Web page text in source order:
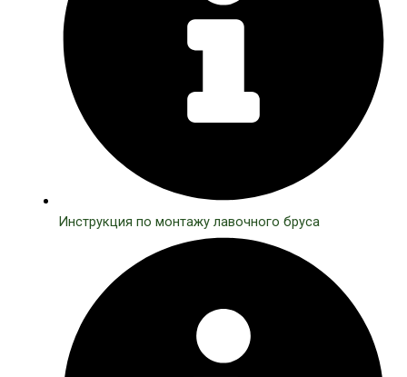
Инструкция по монтажу лавочного бруса